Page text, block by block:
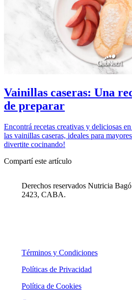
Vainillas caseras: Una
de preparar
Encontrá recetas creativas y deliciosas
las vainillas caseras, ideales para
divertite cocinando!
Compartí este artículo
Derechos reservados Nutricia
2423, CABA.
Términos y Condiciones
Políticas de Privacidad
Política de Cookies